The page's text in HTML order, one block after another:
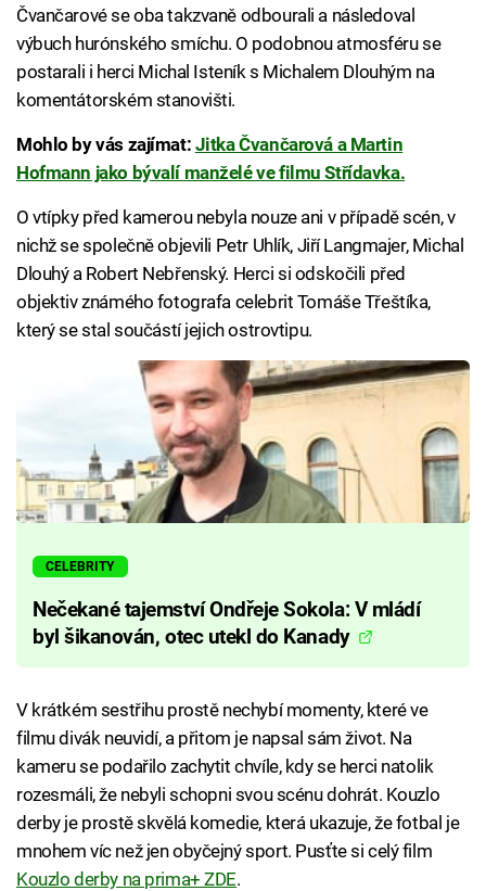
Čvančarové se oba takzvaně odbourali a následoval
výbuch hurónského smíchu. O podobnou atmosféru se
postarali i herci Michal Isteník s Michalem Dlouhým na
komentátorském stanovišti.
Mohlo by vás zajímat: Jitka Čvančarová a Martin
Hofmann jako bývalí manželé ve filmu Střídavka.
O vtípky před kamerou nebyla nouze ani v případě scén, v
nichž se společně objevili Petr Uhlík, Jiří Langmajer, Michal
Dlouhý a Robert Nebřenský. Herci si odskočili před
objektiv známého fotografa celebrit Tomáše Třeštíka,
který se stal součástí jejich ostrovtipu.
CELEBRITY
Nečekané tajemství Ondřeje Sokola: V mládí
byl šikanován, otec utekl do Kanady
V krátkém sestřihu prostě nechybí momenty, které ve
filmu divák neuvidí, a přitom je napsal sám život. Na
kameru se podařilo zachytit chvíle, kdy se herci natolik
rozesmáli, že nebyli schopni svou scénu dohrát. Kouzlo
derby je prostě skvělá komedie, která ukazuje, že fotbal je
mnohem víc než jen obyčejný sport. Pusťte si celý film
Kouzlo derby na prima+ ZDE.